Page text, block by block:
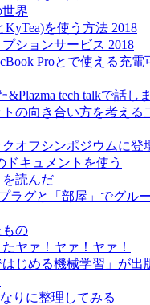
界
KyTea)を使う方法 2018
ションサービス 2018
Proとで使える充
&Plazma tech talkで話し
の向き合い方を考える
オフシンポジウムに登
ドキュメントを使う
を読んだ
ラグと「部屋」でグル
もの
ヤァ！ヤァ！ヤァ！
じめる機械学習」が出
りに整理してみる